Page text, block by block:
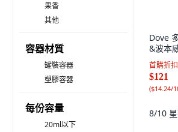
果香
其他
容器材質
罐裝容器
塑膠容器
每份容量
20ml以下
Dove
&波本
首購折
$121
($14.24/
8/10